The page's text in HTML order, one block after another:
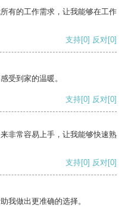
有的工作需求，让我能够在工作
支持[0] 反对[0]
受到家的温暖。
支持[0] 反对[0]
非常容易上手，让我能够快速熟
支持[0] 反对[0]
我做出更准确的选择。